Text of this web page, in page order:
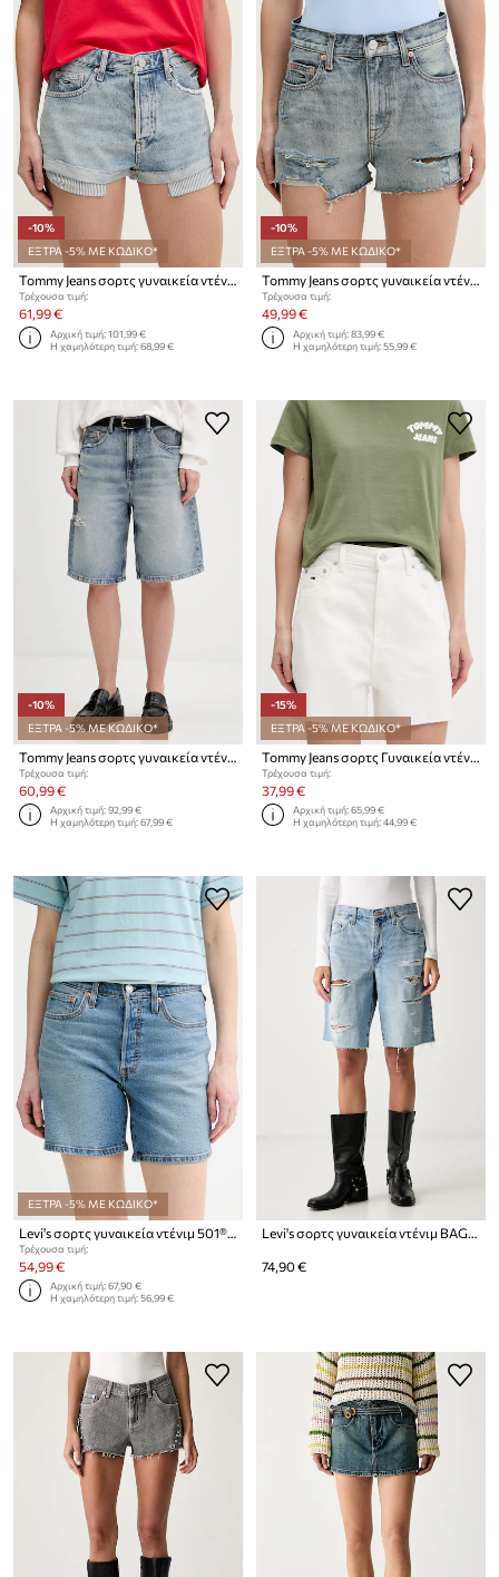
-10%
ΕΞΤΡΑ -5% ΜΕ ΚΩΔΙΚΟ*
Tommy Jeans σορτς γυναικεία ντένιμ
Τρέχουσα τιμή:
61,99 €
Αρχική τιμή:101,99 €
Η χαμηλότερη τιμή:68,99 €
-10%
ΕΞΤΡΑ -5% ΜΕ ΚΩΔΙΚΟ*
Tommy Jeans σορτς γυναικεία ντένιμ
Τρέχουσα τιμή:
49,99 €
Αρχική τιμή:83,99 €
Η χαμηλότερη τιμή:55,99 €
-10%
ΕΞΤΡΑ -5% ΜΕ ΚΩΔΙΚΟ*
Τρέχουσα τιμή:
60,99 €
Αρχική τιμή:92,99 €
Η χαμηλότερη τιμή:67,99 €
-15%
ΕΞΤΡΑ -5% ΜΕ ΚΩΔΙΚΟ*
Τρέχουσα τιμή:
37,99 €
Αρχική τιμή:65,99 €
Η χαμηλότερη τιμή:44,99 €
ΕΞΤΡΑ -5% ΜΕ ΚΩΔΙΚΟ*
Levi's σορτς γυναικεία ντένιμ 501® MID THIGH
Τρέχουσα τιμή:
54,99 €
Αρχική τιμή:67,90 €
Η χαμηλότερη τιμή:56,99 €
Levi's σορτς γυναικεία ντένιμ BAGGY DAD
74,90 €